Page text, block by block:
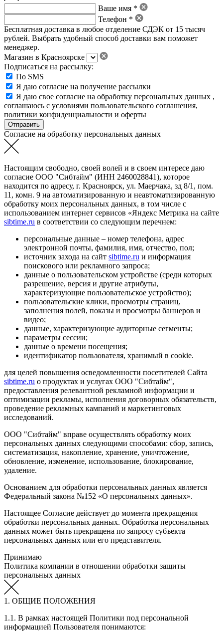
Ваше имя *
Телефон *
Бесплатная доставка в любое отделение СДЭК от 15 тысяч
рублей. Выбрать удобный способ доставки вам поможет
менеджер.
Магазин в Красноярске
Подписаться на рассылку:
По SMS
Я даю согласие на получение рассылки
Я даю свое согласие на обработку персональных данных ,
соглашаюсь с условиями пользовательского соглашения,
политики конфиденциальности и оферты
Согласие на обработку персональных данных
Настоящим свободно, своей волей и в своем интересе даю
согласие ООО "Сибтайм" (ИНН 2460028841), которое
находится по адресу, г. Красноярск, ул. Маерчака, зд 8/1, пом.
11, комн. 9 на автоматизированную и неавтоматизированную
обработку моих персональных данных, в том числе с
использованием интернет сервисов «Яндекс Метрика на сайте
sibtime.ru в соответствии со следующим перечнем:
персональные данные – номер телефона, адрес
электронной почты, фамилия, имя, отчество, пол;
источник захода на сайт sibtime.ru и информация
поискового или рекламного запроса;
данные о пользовательском устройстве (среди которых
разрешение, версия и другие атрибуты,
характеризующие пользовательское устройство);
пользовательские клики, просмотры страниц,
заполнения полей, показы и просмотры баннеров и
видео;
данные, характеризующие аудиторные сегменты;
параметры сессии;
данные о времени посещения;
идентификатор пользователя, хранимый в cookie.
для целей повышения осведомленности посетителей Сайта
sibtime.ru о продуктах и услугах ООО "Сибтайм",
предоставления релевантной рекламной информации и
оптимизации рекламы, исполнения договорных обязательств,
проведение рекламных кампаний и маркетинговых
исследований.
ООО "Сибтайм" вправе осуществлять обработку моих
персональных данных следующими способами: сбор, запись,
систематизация, накопление, хранение, уничтожение,
обновление, изменение, использование, блокирование,
удаление.
Основанием для обработки персональных данных является
Федеральный закона №152 «О персональных данных».
Настоящее Согласие действует до момента прекращения
обработки персональных данных. Обработка персональных
данных может быть прекращена по запросу субъекта
персональных данных или его представителя.
Принимаю
Политика компании в отношении обработки защиты
персональных данных
1. ОБЩИЕ ПОЛОЖЕНИЯ
1.1. В рамках настоящей Политики под персональной
информацией Пользователя понимаются: